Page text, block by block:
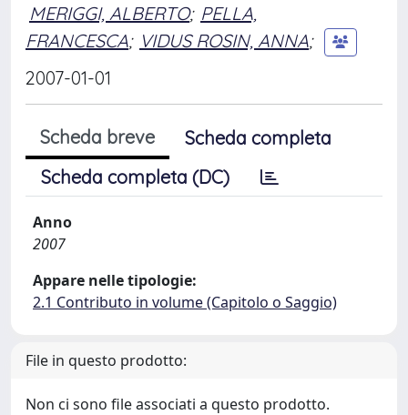
MERIGGI, ALBERTO; PELLA,
FRANCESCA; VIDUS ROSIN, ANNA;
2007-01-01
Scheda breve
Scheda completa
Scheda completa (DC)
Anno
2007
Appare nelle tipologie:
2.1 Contributo in volume (Capitolo o Saggio)
File in questo prodotto:
Non ci sono file associati a questo prodotto.